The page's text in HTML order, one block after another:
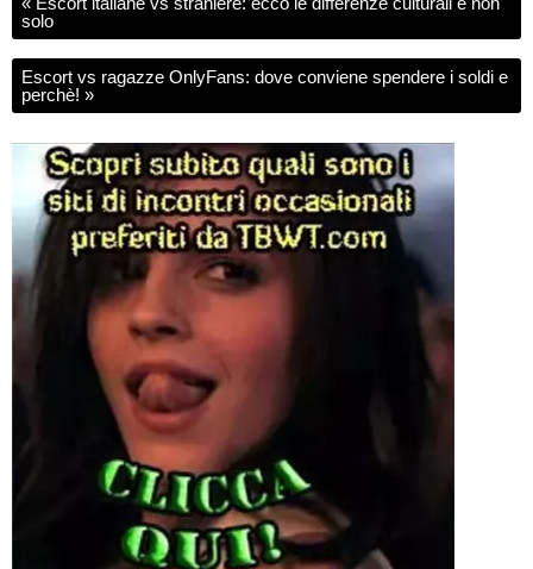
solo
Escort vs ragazze OnlyFans: dove conviene spendere i soldi e
perchè! »